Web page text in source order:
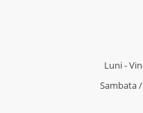
Luni -
Sambata